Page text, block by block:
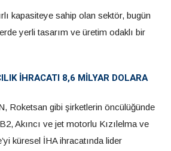
kapasiteye sahip olan sektör, bugün
yerli tasarım ve üretim odaklı bir
İHRACATI 8,6 MİLYAR DOLARA
Roketsan gibi şirketlerin öncülüğünde
Akıncı ve jet motorlu Kızılelma ve
küresel İHA ihracatında lider